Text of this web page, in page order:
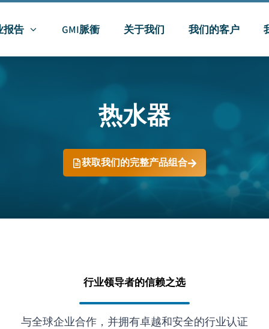
报告 GMI脈衝 关于我们 我们的客户
热水器
获取我们的完整产品组合
行业领导者的信赖之选
与全球企业合作，并拥有卓越和安全的行业认证